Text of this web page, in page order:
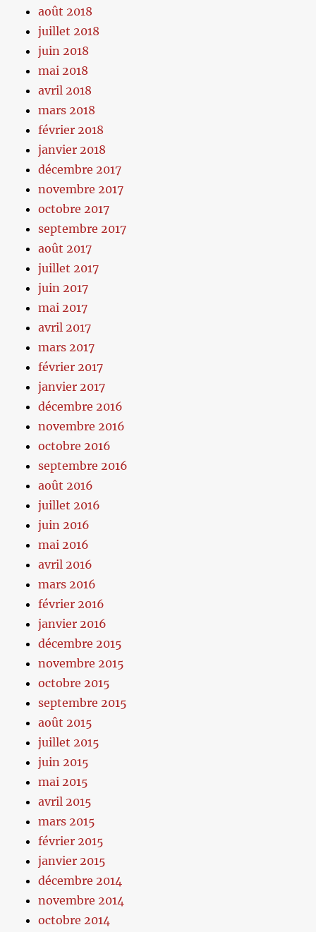
août 2018
juillet 2018
juin 2018
mai 2018
avril 2018
mars 2018
février 2018
janvier 2018
décembre 2017
novembre 2017
octobre 2017
septembre 2017
août 2017
juillet 2017
juin 2017
mai 2017
avril 2017
mars 2017
février 2017
janvier 2017
décembre 2016
novembre 2016
octobre 2016
septembre 2016
août 2016
juillet 2016
juin 2016
mai 2016
avril 2016
mars 2016
février 2016
janvier 2016
décembre 2015
novembre 2015
octobre 2015
septembre 2015
août 2015
juillet 2015
juin 2015
mai 2015
avril 2015
mars 2015
février 2015
janvier 2015
décembre 2014
novembre 2014
octobre 2014